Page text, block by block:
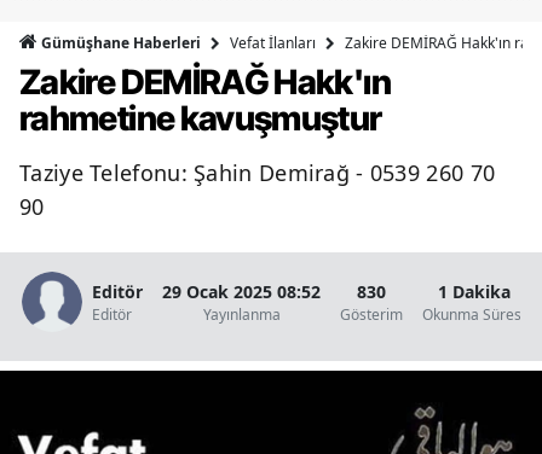
Bingöl
Bitlis
Bolu
Çanakkale
Çankırı
Gümüşhane Haberleri Vefat İlanları Zakire DEMİRAĞ Hakk'ın
Zakire DEMİRAĞ Hakk'ın
rahmetine kavuşmuştur
Taziye Telefonu: Şahin Demirağ - 0539 260 70
90
Editör
Editör
29 Ocak 2025 08:52
Yayınlanma
830
Gösterim
1 Dakika
Okunma Süresi